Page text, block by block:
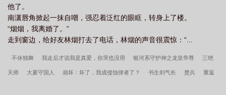
他了。
南潇唇角掀起一抹自嘲，强忍着泛红的眼眶，转身上了楼。
“烟烟，我离婚了。”
走到窗边，给好友林烟打去了电话，林烟的声音很震惊：“...
不休独舞 我走后才说我是真爱，你哭也没用 银河系守护神之龙皇帝尊 三绝
天师 大夏守国人 崩坏：坏了，我成侵蚀律者了？ 书生剑气长 楚兵 重返